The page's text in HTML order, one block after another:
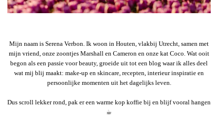
Mijn naam is Serena Verbon. Ik woon in Houten, vlakbij Utrecht, samen met
mijn vriend, onze zoontjes Marshall en Cameron en onze kat Coco. Wat ooit
begon als een passie voor beauty, groeide uit tot een blog waar ik alles deel
wat mij blij maakt: make-up en skincare, recepten, interieur inspiratie en
persoonlijke momenten uit het dagelijks leven.
Dus scroll lekker rond, pak er een warme kop koffie bij en blijf vooral hangen
☕︎